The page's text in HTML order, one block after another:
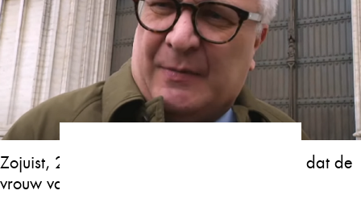
Zojuist, 2 minuten geleden, werd bevestigd dat de
vrouw van Prins Laurent…